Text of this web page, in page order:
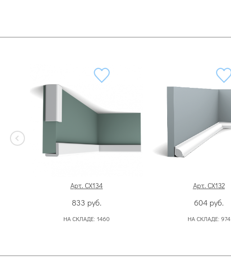
Арт. CX134
833 руб.
НА СКЛАДЕ: 1460
Арт. CX132
604 руб.
НА СКЛАДЕ: 974